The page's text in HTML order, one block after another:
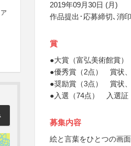
2019年09月30日 (月)
作品提出･応募締切､消
賞
●大賞（富弘美術館賞
●優秀賞（2点） 賞状
●奨励賞（3点） 賞状
●入選（74点） 入選証
募集内容
絵と言葉をひとつの画